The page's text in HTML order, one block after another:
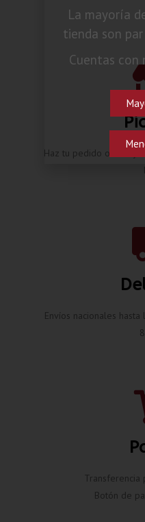
Haz tu pedido online y
Envíos nacionales
Transferencia
Botón de
La mayoría
tienda son
Cuentas con